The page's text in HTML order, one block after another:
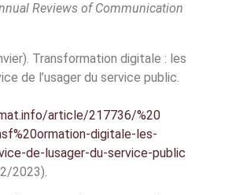
Reviews of Communication
Transformation digitale : les
de l’usager du service public.
article/217736/%20
digitale-les-
de-lusager-du-service-public
2023).